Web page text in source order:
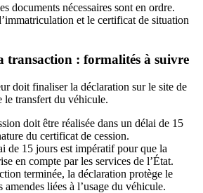
documents nécessaires sont en ordre.
et le certificat de situation
transaction : formalités à suivre
doit finaliser la déclaration sur le site de
transfert du véhicule.
doit être réalisée dans un délai de 15
du certificat de cession.
de 15 jours est impératif pour que la
en compte par les services de l’État.
terminée, la déclaration protège le
amendes liées à l’usage du véhicule.